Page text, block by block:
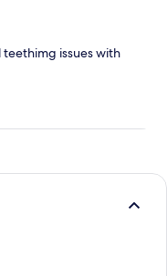
teethimg issues with